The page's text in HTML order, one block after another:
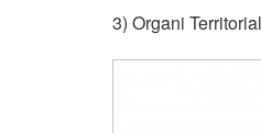
3) Organi